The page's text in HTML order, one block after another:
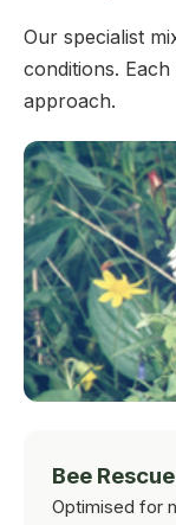
Our specialist
conditions.
approach.
Bee
Optimised for